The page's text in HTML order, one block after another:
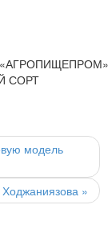
СОРТ
модель
»